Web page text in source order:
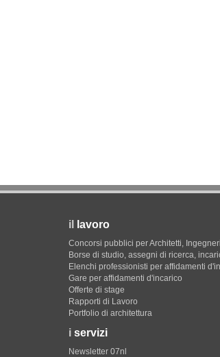
il lavoro
Concorsi pubblici per Architetti, Ingegneri
Borse di studio, assegni di ricerca,
Elenchi professionisti per affidamenti
Gare per affidamenti d'incarico
Offerte di stage
Rapporti di Lavoro
Portfolio di architettura
i servizi
Newsletter 07nl